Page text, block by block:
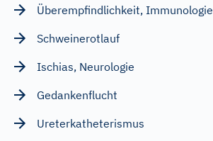
Überempfindlichkeit, Immunologie
Schweinerotlauf
Ischias, Neurologie
Gedankenflucht
Ureterkatheterismus